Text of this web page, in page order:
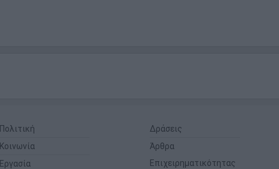
Πολιτική
Κοινωνία
Εργασία
Δράσεις
Άρθρα
Επιχειρηματικότητας